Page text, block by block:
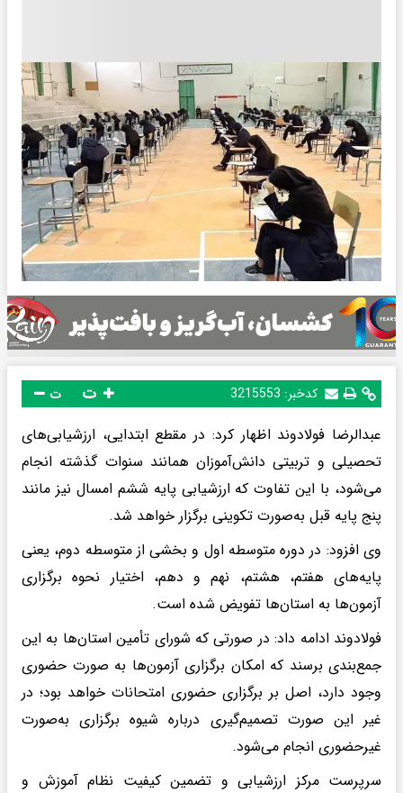
کدخبر: 3215553 ت
عبدالرضا فولادوند اظهار کرد: در مقطع ابتدایی، ارزشیابی‌های
تحصیلی و تربیتی دانش‌آموزان همانند سنوات گذشته انجام
می‌شود، با این تفاوت که ارزشیابی پایه ششم امسال نیز مانند
پنج پایه قبل به‌صورت تکوینی برگزار خواهد شد.
وی افزود: در دوره متوسطه اول و بخشی از متوسطه دوم، یعنی
پایه‌های هفتم، هشتم، نهم و دهم، اختیار نحوه برگزاری
آزمون‌ها به استان‌ها تفویض شده است.
فولادوند ادامه داد: در صورتی که شورای تأمین استان‌ها به این
جمع‌بندی برسند که امکان برگزاری آزمون‌ها به صورت حضوری
وجود دارد، اصل بر برگزاری حضوری امتحانات خواهد بود؛ در
غیر این صورت تصمیم‌گیری درباره شیوه برگزاری به‌صورت
غیرحضوری انجام می‌شود.
سرپرست مرکز ارزشیابی و تضمین کیفیت نظام آموزش و